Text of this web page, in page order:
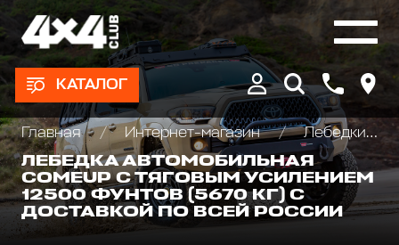
КАТАЛОГ
Главная Интернет-магазин
Лебедки автомобильные, для квадроциклов и эвакуаторов
ЛЕБЕДКА АВТОМОБИЛЬНАЯ
COMEUP С ТЯГОВЫМ УСИЛЕНИЕМ
12500 ФУНТОВ (5670 КГ) С
ДОСТАВКОЙ ПО ВСЕЙ РОССИИ